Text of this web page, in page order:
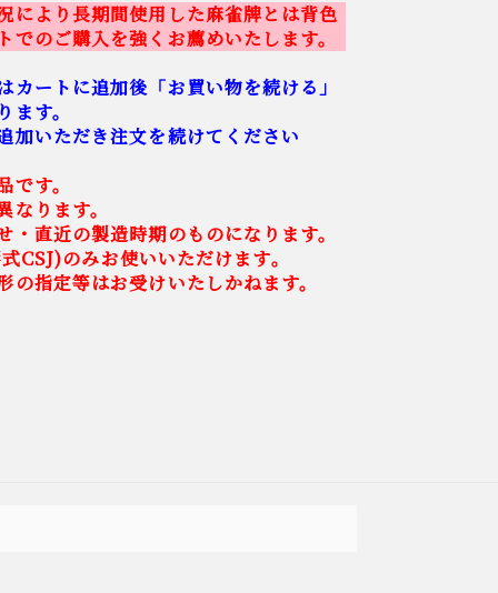
により長期間使用した麻雀牌とは背色
のご購入を強くお薦めいたします。
ートに追加後「お買い物を続ける」
す。
加いただき注文を続けてください
す。
ります。
直近の製造時期のものになります。
のみお使いいただけます。
指定等はお受けいたしかねます。